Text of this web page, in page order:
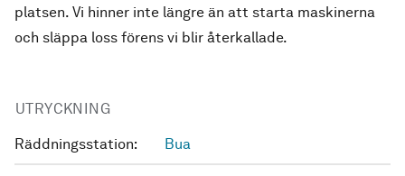
platsen. Vi hinner inte längre än att starta maskinerna
och släppa loss förens vi blir återkallade.
UTRYCKNING
Räddningsstation: Bua